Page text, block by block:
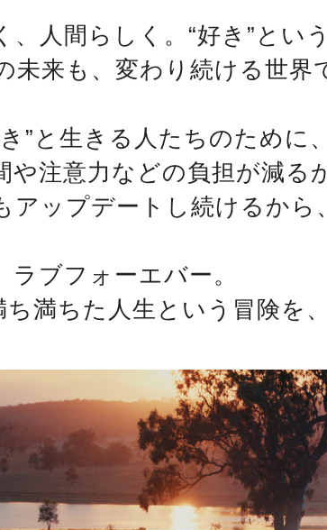
、人間らしく。“好き”とい
未来も、変わり続ける世界
”と生きる人たちのために
や注意力などの負担が減る
アップデートし続けるから
ラブフォーエバー。
ち満ちた人生という冒険を